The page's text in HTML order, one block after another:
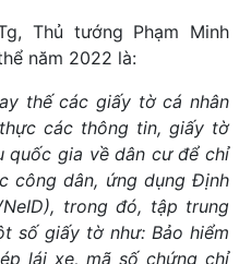
Thủ tướng Phạm Minh
năm 2022 là:
thế các giấy tờ cá nhân
các thông tin, giấy tờ
quốc gia về dân cư để chỉ
công dân, ứng dụng Định
trong đó, tập trung
số giấy tờ như: Bảo hiểm
lái xe, mã số chứng chỉ